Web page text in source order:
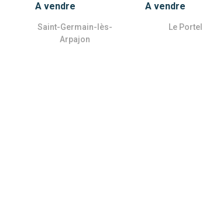
A vendre
Saint-Germain-lès-
Arpajon
A vendre
Le Portel